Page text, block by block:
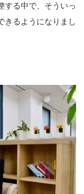
する中で、そういっ
きるようになりまし